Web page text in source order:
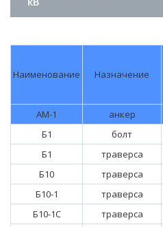
Наименование Назначение
АМ-1
анкер
Б1
болт
Б1
траверса
Б10
траверса
Б10-1
траверса
Б10-1С
траверса